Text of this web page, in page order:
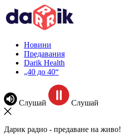
Новини
Предавания
Darik Health
„40 до 40“
Слушай Слушай
Дарик радио - предаване на живо!